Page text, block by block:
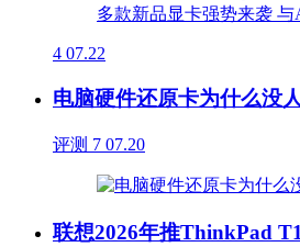
4 07.22
电脑硬件还原卡为什么没
评测 7 07.20
联想2026年推ThinkPad